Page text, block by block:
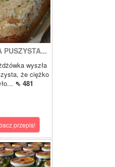
PUSZYSTA...
wyszła
że ciężko
⇖ 481
przepis!